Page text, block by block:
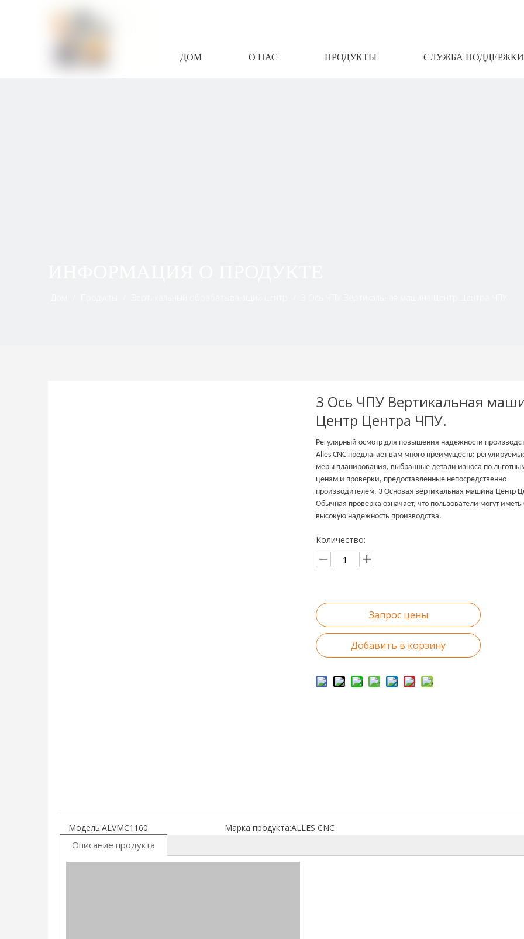
ДОМ О НАС ПРОДУКТЫ СЛУЖБА ПОДДЕРЖКИ
3 Ось ЧПУ Вертикальная
Центр Центра ЧПУ.
Регулярный осмотр для повышения надежности
Alles CNC предлагает вам много преимуществ:
меры планирования, выбранные детали износа по
ценам и проверки, предоставленные непосредственно
производителем. 3 Основая вертикальная машина Центр
Обычная проверка означает, что пользователи могут иметь
высокую надежность производства.
Количество:
Запрос цены
Добавить в корзину
Модель:ALVMC1160 Марка продукта:ALLES CNC
Описание продукта